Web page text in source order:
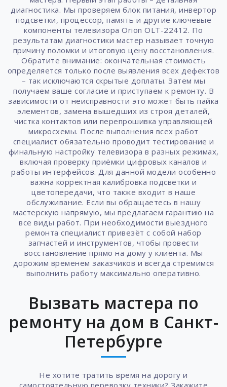
диагностика. Мы проверяем блок питания, инвертор
подсветки, процессор, память и другие ключевые
компоненты телевизора Orion OLT-22412. По
результатам диагностики мастер называет точную
причину поломки и итоговую цену восстановления.
Обратите внимание: окончательная стоимость
определяется только после выявления всех дефектов
– так исключаются скрытые доплаты. Затем мы
получаем ваше согласие и приступаем к ремонту. В
зависимости от неисправности это может быть пайка
элементов, замена вышедших из строя деталей,
чистка контактов или перепрошивка управляющей
микросхемы. После выполнения всех работ
специалист обязательно проводит тестирование и
финальную настройку телевизора в разных режимах,
включая проверку приёмки цифровых каналов и
работы интерфейсов. Для данной модели особенно
важна корректная калибровка подсветки и
цветопередачи, что также входит в наше
обслуживание. Если вы обращаетесь в нашу
мастерскую напрямую, мы предлагаем гарантию на
все виды работ. При необходимости выездного
ремонта специалист привезёт с собой набор
запчастей и инструментов, чтобы провести
восстановление прямо на дому у клиента. Мы
дорожим временем заказчиков и всегда стремимся
выполнить работу максимально оперативно.
Вызвать мастера по
ремонту на дом в Санкт-
Петербурге
Не хотите тратить время на дорогу и